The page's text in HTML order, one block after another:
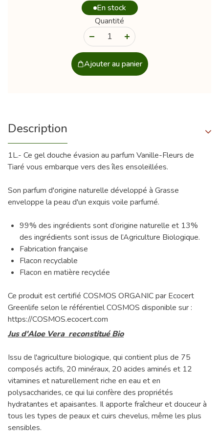
En stock
Quantité
Ajouter au panier
Description
1L.- Ce gel douche évasion au parfum Vanille-Fleurs de
Tiaré vous embarque vers des îles ensoleillées.
Son parfum d'origine naturelle développé à Grasse
enveloppe la peau d'un exquis voile parfumé.
99% des ingrédients sont d’origine naturelle et 13%
des ingrédients sont issus de l’Agriculture Biologique.
Fabrication française
Flacon recyclable
Flacon en matière recyclée
Ce produit est certifié COSMOS ORGANIC par Ecocert
Greenlife selon le référentiel COSMOS disponible sur :
https://COSMOS.ecocert.com
Jus d'Aloe Vera reconstitué Bio
Issu de l'agriculture biologique, qui contient plus de 75
composés actifs, 20 minéraux, 20 acides aminés et 12
vitamines et naturellement riche en eau et en
polysaccharides, ce qui lui confère des propriétés
hydratantes et apaisantes. Il apporte fraîcheur et douceur à
tous les types de peaux et cuirs chevelus, même les plus
sensibles.